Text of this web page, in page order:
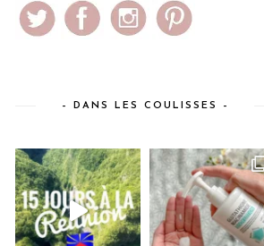
– DANS LES COULISSES –